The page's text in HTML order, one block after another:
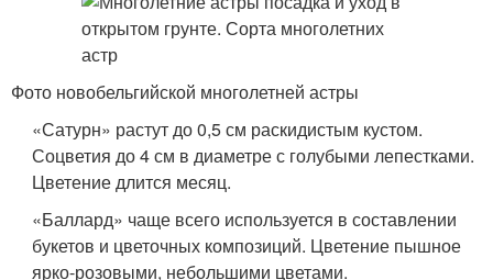
Фото новобельгийской многолетней астры
«Сатурн» растут до 0,5 см раскидистым кустом.
Соцветия до 4 см в диаметре с голубыми лепестками.
Цветение длится месяц.
«Баллард» чаще всего используется в составлении
букетов и цветочных композиций. Цветение пышное
ярко-розовыми, небольшими цветами.